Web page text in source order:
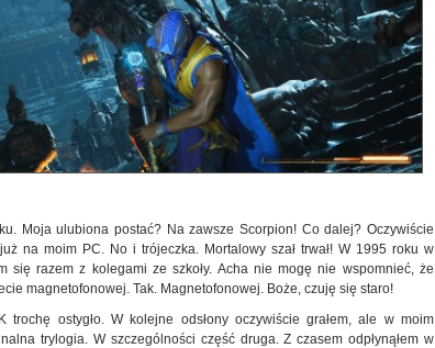
Moja ulubiona postać? Na zawsze Scorpion! Co dalej? Oczywiście
już na moim PC. No i trójeczka. Mortalowy szał trwał! W 1995 roku w
się razem z kolegami ze szkoły. Acha nie mogę nie wspomnieć, że
magnetofonowej. Tak. Magnetofonowej. Boże, czuję się staro!
trochę ostygło. W kolejne odsłony oczywiście grałem, ale w moim
trylogia. W szczególności część druga. Z czasem odpłynąłem w